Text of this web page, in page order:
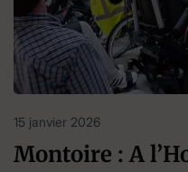
15 janvier 2026
Montoire : A